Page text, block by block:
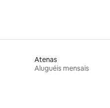
Atenas
Aluguéis mensais